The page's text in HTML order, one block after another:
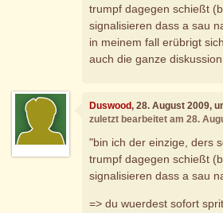
trumpf dagegen schießt
signalisieren dass a sau
in meinem fall erübrigt
auch die ganze
Duswood, 28. August 2009,
zuletzt bearbeitet am 28.
"bin ich der einzige, ders
trumpf dagegen schießt
signalisieren dass a sau
=> du wuerdest sofort